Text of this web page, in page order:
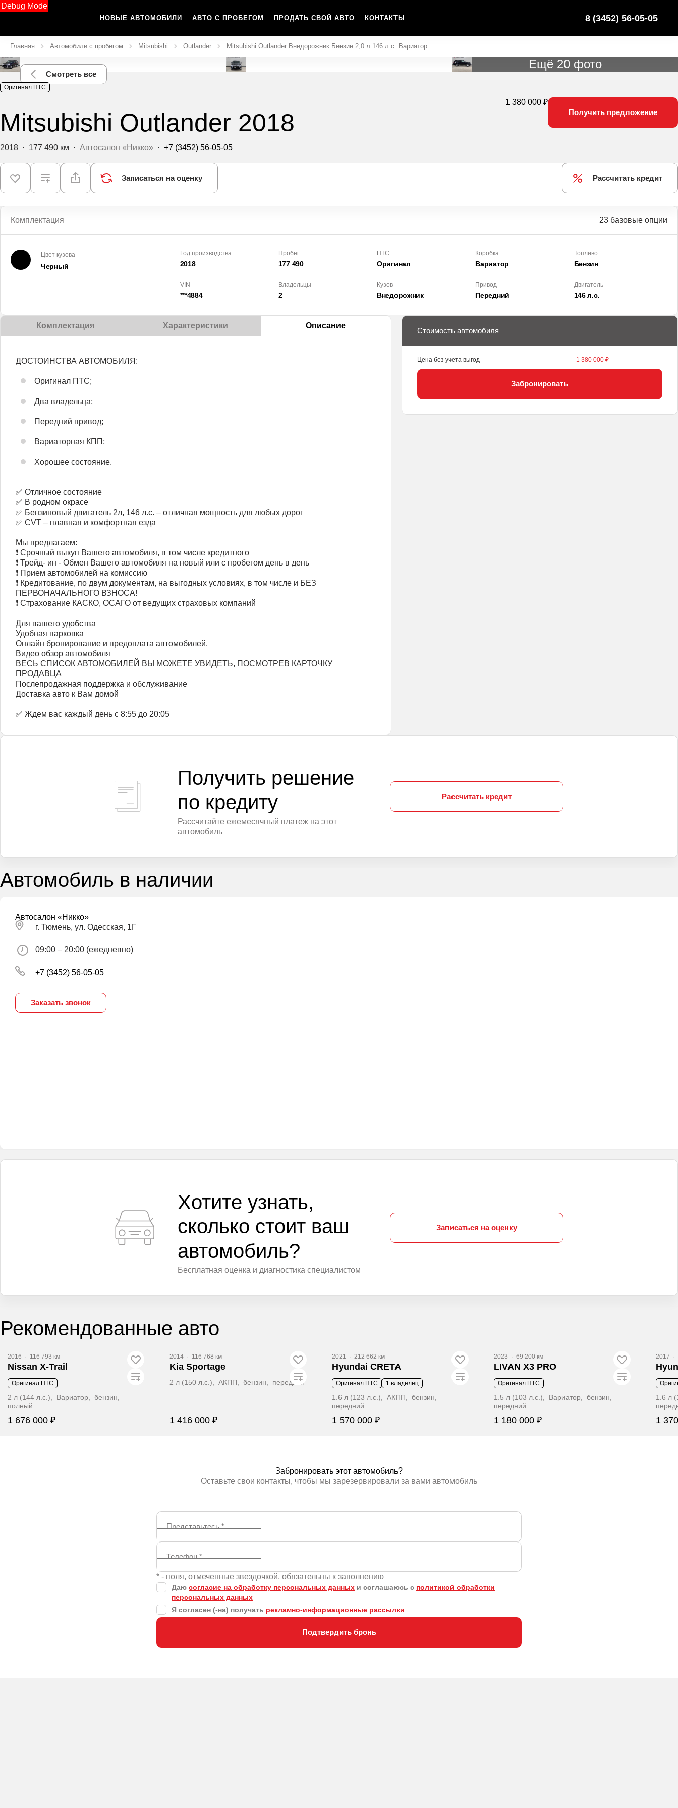
Debug Mode
НОВЫЕ АВТОМОБИЛИ АВТО С ПРОБЕГОМ ПРОДАТЬ СВОЙ АВТО КОНТАКТЫ 8 (3452) 56-05-05
Главная Автомобили с пробегом Mitsubishi Outlander Mitsubishi Outlander Внедорожник Бензин 2,0 л 146 л.с. Вариатор
Ещё 20 фото
Смотреть все
Оригинал ПТС
Mitsubishi Outlander 2018
1 380 000 ₽
2018 · 177 490 км · Автосалон «Никко» · +7 (3452) 56-05-05
Получить предложение
Записаться на оценку Рассчитать кредит
Комплектация 23 базовые опции
Цвет кузова
Черный
Год производства
2018
Пробег
177 490
ПТС
Оригинал
Коробка
Вариатор
Топливо
Бензин
VIN
***4884
Владельцы
2
Кузов
Внедорож­ник
Привод
Передний
Двигатель
146 л.с.
Комплектация Характеристики Описание
ДОСТОИНСТВА АВТОМОБИЛЯ:
Оригинал ПТС;
Два владельца;
Передний привод;
Вариаторная КПП;
Хорошее состояние.
✅ Отличное состояние
✅ В родном окрасе
✅ Бензиновый двигатель 2л, 146 л.с. – отличная мощность для любых дорог
✅ CVT – плавная и комфортная езда
Мы предлагаем:
❗ Срочный выкуп Вашего автомобиля, в том числе кредитного
❗ Трейд- ин - Обмен Вашего автомобиля на новый или с пробегом день в день
❗ Прием автомобилей на комиссию
❗ Кредитование, по двум документам, на выгодных условиях, в том числе и БЕЗ
ПЕРВОНАЧАЛЬНОГО ВЗНОСА!
❗ Страхование КАСКО, ОСАГО от ведущих страховых компаний
Для вашего удобства
Удобная парковка
Онлайн бронирование и предоплата автомобилей.
Видео обзор автомобиля
ВЕСЬ СПИСОК АВТОМОБИЛЕЙ ВЫ МОЖЕТЕ УВИДЕТЬ, ПОСМОТРЕВ КАРТОЧКУ
ПРОДАВЦА
Послепродажная поддержка и обслуживание
Доставка авто к Вам домой
✅ Ждем вас каждый день с 8:55 до 20:05
Стоимость автомобиля
Цена без учета выгод 1 380 000 ₽
Забронировать
Получить решение
по кредиту
Рассчитайте ежемесячный платеж на этот
автомобиль
Рассчитать кредит
Автомобиль в наличии
Автосалон «Никко»
г. Тюмень, ул. Одесская, 1Г
09:00 – 20:00 (ежедневно)
+7 (3452) 56-05-05
Заказать звонок
Хотите узнать,
сколько стоит ваш
автомобиль?
Бесплатная оценка и диагностика специалистом
Записаться на оценку
Рекомендованные авто
Видео
2016 · 116 793 км
Nissan X-Trail
Оригинал ПТС
2 л (144 л.с.), Вариатор, бензин,
полный
1 676 000 ₽
2014 · 116 768 км
Kia Sportage
2 л (150 л.с.), АКПП, бензин, передний
1 416 000 ₽
2021 · 212 662 км
Hyundai CRETA
Оригинал ПТС 1 владелец
1.6 л (123 л.с.), АКПП, бензин,
передний
1 570 000 ₽
2023 · 69 200 км
LIVAN X3 PRO
Оригинал ПТС
1.5 л (103 л.с.), Вариатор, бензин,
передний
1 180 000 ₽
2017 ·
1.6 л
1
Забронировать этот автомобиль?
Оставьте свои контакты, чтобы мы зарезервировали за вами автомобиль
Представьтесь*
Телефон*
* - поля, отмеченные звездочкой, обязательны к заполнению
Даю согласие на обработку персональных данных и соглашаюсь с политикой обработки
персональных данных
Я согласен (-на) получать рекламно-информационные рассылки
Подтвердить бронь